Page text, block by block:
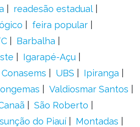
readesão estadual
feira popular
Barbalha
Igarapé-Açu
Conasems UBS
Ipiranga
Valdiosmar Santos
São Roberto
do Piauí
Montadas